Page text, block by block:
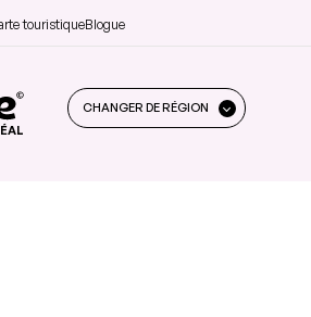
touristiqueBlogue
CHANGER DE RÉGION